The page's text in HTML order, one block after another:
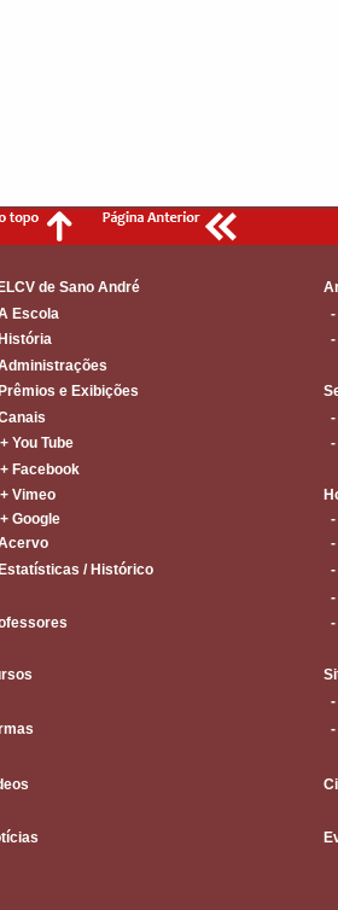
de Sano André
Escola
e Exibições
You Tube
Facebook
Vimeo
Google
/ Histórico